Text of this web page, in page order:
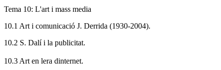
Tema 10: L'art i mass media
10.1 Art i comunicació J. Derrida (1930-2004).
10.2 S. Dalí i la publicitat.
10.3 Art en lera dinternet.